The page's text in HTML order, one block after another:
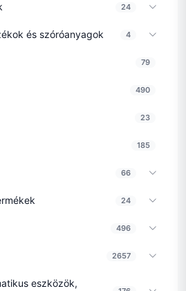
24
és szóróanyagok 4
79
490
23
185
66
24
496
2657
eszközök,